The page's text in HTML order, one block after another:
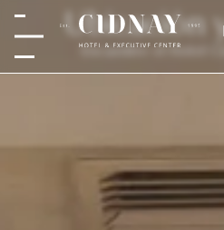
Ubicación
Encuentre el Hotel